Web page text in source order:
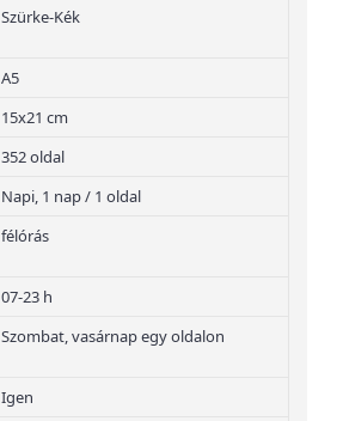
Szürke-Kék
A5
15x21 cm
352 oldal
Napi, 1 nap / 1 oldal
félórás
07-23 h
Szombat, vasárnap egy oldalon
Igen